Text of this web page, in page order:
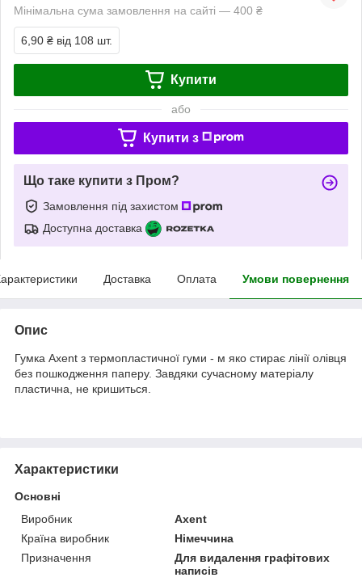
Мінімальна сума замовлення на сайті — 400 ₴
6,90 ₴ від 108 шт.
Купити
або
Купити з
Що таке купити з Пром?
Замовлення під захистом
Доступна доставка
Доставка Оплата Умови повернення
Опис
Гумка Axent з термопластичної гуми - м яко стирає лінії олівця
без пошкодження паперу. Завдяки сучасному матеріалу
пластична, не кришиться.
Характеристики
Основні
Виробник
Axent
Країна виробник
Німеччина
Призначення
Для видалення графітових
написів